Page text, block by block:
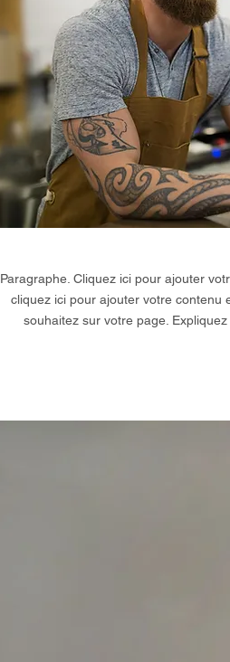
Paragraphe. Cliquez ici pour ajouter
cliquez ici pour ajouter votre contenu
souhaitez sur votre page.